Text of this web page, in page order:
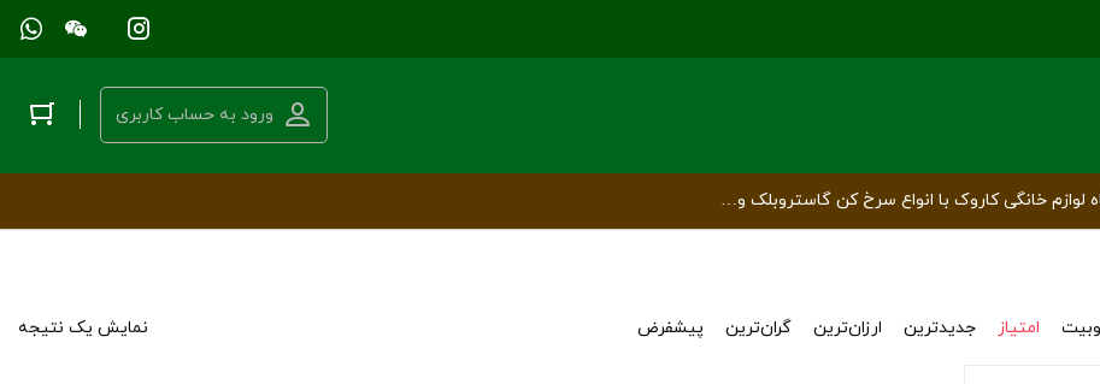
ورود به حساب کاربری
لوازم خانگی کاروک با انواع سرخ کن گاستروبلک و…
نمایش یک نتیجه امتیاز جدیدترین ارزان‌ترین گران‌ترین پیشفرض